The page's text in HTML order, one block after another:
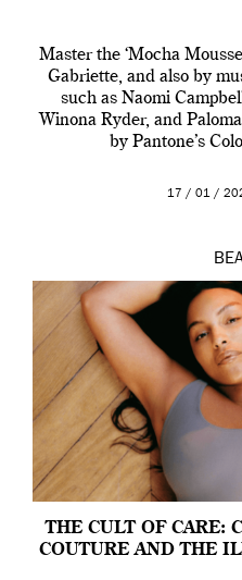
Master the ‘Mocha
Gabriette, and also by
such as Naomi
Winona Ryder, and
by Pantone’s
17 / 01 /
THE CULT OF CARE:
COUTURE AND THE